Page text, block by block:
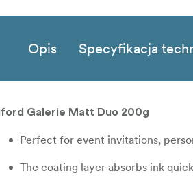
Opis Specyfikacja
Ilford Galerie Matt Duo 200g
Perfect for event invitations,
The coating layer absorbs ink